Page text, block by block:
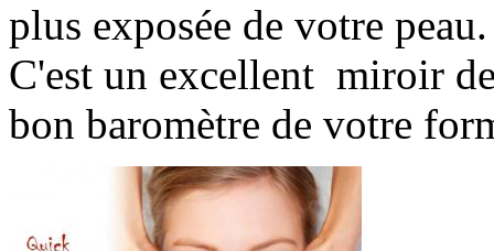
plus exposée de votre
C'est un excellent miroir
bon baromètre de votre